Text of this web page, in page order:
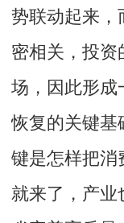
势联动起来
密相关，投
场，因此形
恢复的关键
键是怎样把
就来了，产